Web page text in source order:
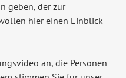
geben, der zur
hier einen Einblick
an, die Personen